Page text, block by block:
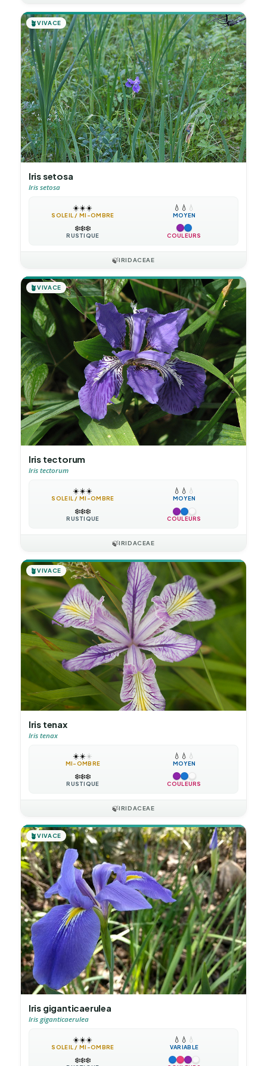
🪴VIVACE
Iris setosa
Iris setosa
☀️☀️☀️
SOLEIL / MI-OMBRE
💧 💧 💧
MOYEN
❄️❄️❄️
RUSTIQUE COULEURS
🍃IRIDACEAE
🪴VIVACE
Iris tectorum
Iris tectorum
☀️☀️☀️
SOLEIL / MI-OMBRE
💧 💧 💧
MOYEN
❄️❄️❄️
RUSTIQUE COULEURS
🍃IRIDACEAE
🪴VIVACE
Iris tenax
Iris tenax
☀️☀️☀️
MI-OMBRE
💧 💧 💧
MOYEN
❄️❄️❄️
RUSTIQUE COULEURS
🍃IRIDACEAE
🪴VIVACE
Iris giganticaerulea
Iris giganticaerulea
☀️☀️☀️
SOLEIL / MI-OMBRE
💧 💧 💧
VARIABLE
❄️❄️❄️